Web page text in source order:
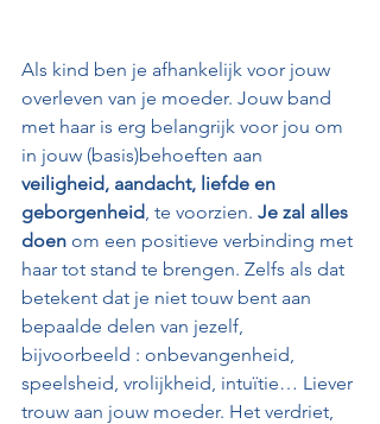
Als kind ben je afhankelijk voor jouw
overleven van je moeder. Jouw band
met haar is erg belangrijk voor jou om
in jouw (basis)behoeften aan
veiligheid, aandacht, liefde en
geborgenheid , te voorzien. Je zal alles
doen om een positieve verbinding met
haar tot stand te brengen. Zelfs als dat
betekent dat je niet touw bent aan
bepaalde delen van jezelf,
bijvoorbeeld : onbevangenheid,
speelsheid, vrolijkheid, intuïtie… Liever
trouw aan jouw moeder. Het verdriet,